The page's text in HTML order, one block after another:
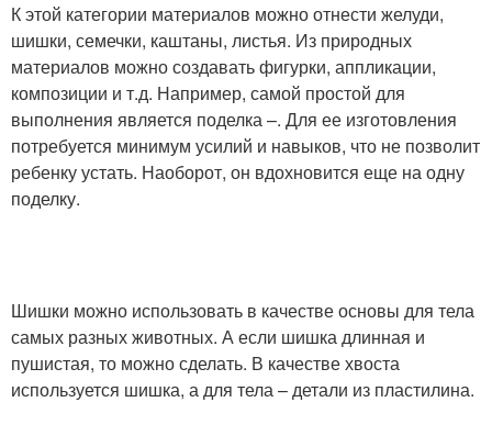
К этой категории материалов можно отнести желуди,
шишки, семечки, каштаны, листья. Из природных
материалов можно создавать фигурки, аппликации,
композиции и т.д. Например, самой простой для
выполнения является поделка –. Для ее изготовления
потребуется минимум усилий и навыков, что не позволит
ребенку устать. Наоборот, он вдохновится еще на одну
поделку.
Шишки можно использовать в качестве основы для тела
самых разных животных. А если шишка длинная и
пушистая, то можно сделать. В качестве хвоста
используется шишка, а для тела – детали из пластилина.